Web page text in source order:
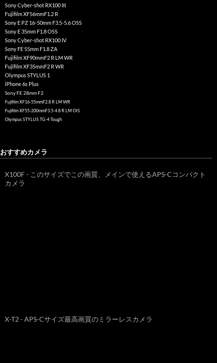
Sony Cyber-shot RX100 III
Fujifilm XF56mmF1.2 R
Sony E PZ 16-50mm F3.5-5.6 OSS
Sony E 35mm F1.8 OSS
Sony Cyber-shot RX100 IV
Sony FE 55mm F1.8 ZA
Fujifilm XF90mmF2 R LM WR
Fujifilm XF35mmF2 R WR
Olympus STYLUS 1
iPhone 6s Plus
Sony FE 28mm F2
Fujifilm XF16-55mmF2.8 R LM WR
Fujifilm XF55-200mmF3.5-4.8 R LM OIS
Olympus STYLUS TG-4 Tough
おすすめカメラ
X100F - このサイズでこの画質、メインで使えるAPS-Cコンパクト
カメラ
X-T2 - APS-Cサイズ最高画質のミラーレスカメラ